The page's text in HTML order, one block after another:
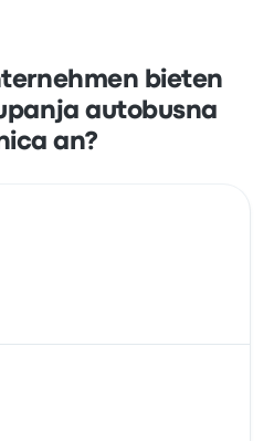
bieten
autobusna
an?